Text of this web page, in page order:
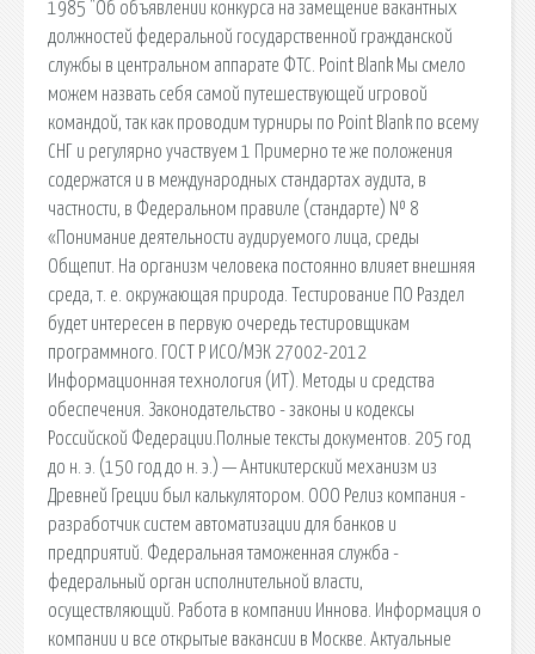
1985 "Об объявлении конкурса на замещение вакантных
должностей федеральной государственной гражданской
службы в центральном аппарате ФТС. Point Blank Мы смело
можем назвать себя самой путешествующей игровой
командой, так как проводим турниры по Point Blank по всему
СНГ и регулярно участвуем 1 Примерно те же положения
содержатся и в международных стандартах аудита, в
частности, в Федеральном правиле (стандарте) № 8
«Понимание деятельности аудируемого лица, среды
Общепит. На организм человека постоянно влияет внешняя
среда, т. е. окружающая природа. Тестирование ПО Раздел
будет интересен в первую очередь тестировщикам
программного. ГОСТ Р ИСО/МЭК 27002-2012
Информационная технология (ИТ). Методы и средства
обеспечения. Законодательство - законы и кодексы
Российской Федерации.Полные тексты документов. 205 год
до н. э. (150 год до н. э.) — Антикитерский механизм из
Древней Греции был калькулятором. ООО Релиз компания -
разработчик систем автоматизации для банков и
предприятий. Федеральная таможенная служба -
федеральный орган исполнительной власти,
осуществляющий. Работа в компании Иннова. Информация о
компании и все открытые вакансии в Москве. Актуальные